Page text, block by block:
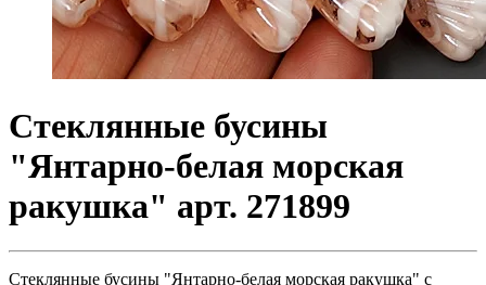
Стеклянные бусины
"Янтарно-белая морская
ракушка" арт. 271899
Стеклянные бусины "Янтарно-белая морская ракушка" с